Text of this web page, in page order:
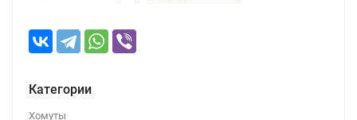
Категории
Хомуты